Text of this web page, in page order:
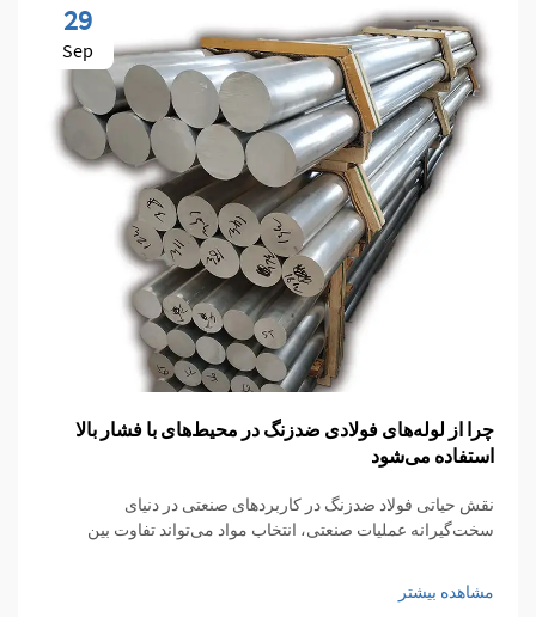
29
Sep
چرا از لوله‌های فولادی ضدزنگ در محیط‌های با فشار بالا
استفاده می‌شود
نقش حیاتی فولاد ضدزنگ در کاربردهای صنعتی در دنیای
سخت‌گیرانه عملیات صنعتی، انتخاب مواد می‌تواند تفاوت بین
به عنوان گزینه‌هایی ایمن، مقاوم و بادوام در برابر شرایط سخت
مطرح شده‌اند...
مشاهده بیشتر